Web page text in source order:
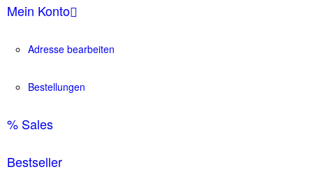
Mein Konto
Adresse bearbeiten
Bestellungen
% Sales
Bestseller